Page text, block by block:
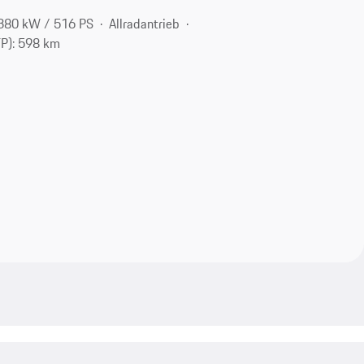
kW / 516 PS
Allradantrieb
598 km